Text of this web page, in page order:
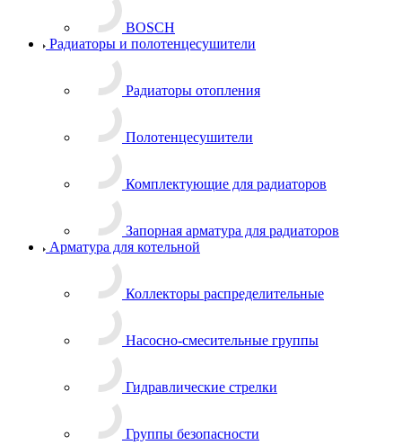
BOSCH
Радиаторы и полотенцесушители
Радиаторы отопления
Полотенцесушители
Комплектующие для радиаторов
Запорная арматура для радиаторов
Арматура для котельной
Коллекторы распределительные
Насосно-смесительные группы
Гидравлические стрелки
Группы безопасности